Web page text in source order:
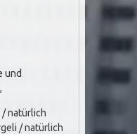
und
/ natürlich
/ natürlich